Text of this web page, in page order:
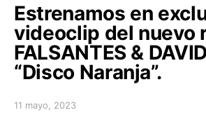
Estrenamos en
videoclip del nuevo
FALSANTES &
“Disco Naranja”.
Posted on
11 mayo, 2023